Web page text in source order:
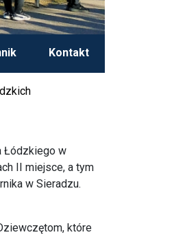
Kontakt
Łódzkiego w
II miejsce, a tym
w Sieradzu.
które